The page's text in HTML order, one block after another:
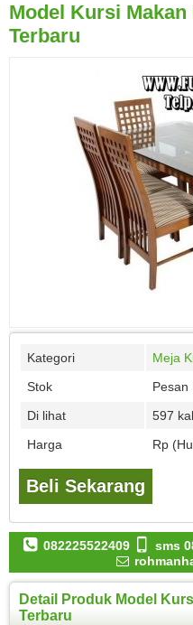
Model Kursi
Terbaru
Kategori
Meja
Stok
Pesan
Di lihat
597
Harga
Rp
Beli Sekarang
082225522409 sms
Detail Produk Model
Terbaru